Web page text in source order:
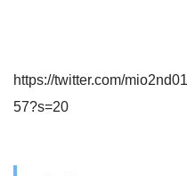
https://twitter.com/
57?s=20